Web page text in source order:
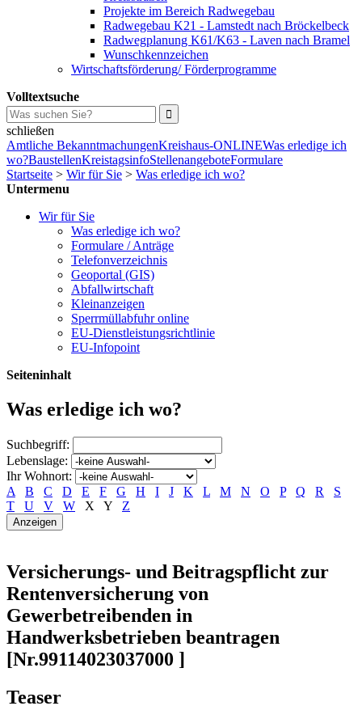
Projekte im Bereich Radwegebau
Radwegebau K21 - Lamstedt nach Bröckelbeck
Radwegplanung K61/K63 - Laven nach Bramel
Wunschkennzeichen
Wirtschaftsförderung/ Förderprogramme
Volltextsuche
schließen
Amtliche BekanntmachungenKreishaus-ONLINEWas erledige ich
wo?BaustellenKreistagsinfoStellenangeboteFormulare
Startseite > Wir für Sie > Was erledige ich wo?
Untermenu
Wir für Sie
Was erledige ich wo?
Formulare / Anträge
Telefonverzeichnis
Geoportal (GIS)
Abfallwirtschaft
Kleinanzeigen
Sperrmüllabfuhr online
EU-Dienstleistungsrichtlinie
EU-Infopoint
Seiteninhalt
Was erledige ich wo?
Suchbegriff:
Lebenslage:
Ihr Wohnort:
A
B C D E F G H I J K L M N O P Q R
S
T
U V W X Y Z
Versicherungs- und Beitragspflicht zur
Rentenversicherung von
Gewerbetreibenden in
Handwerksbetrieben beantragen
[Nr.99114023037000 ]
Teaser